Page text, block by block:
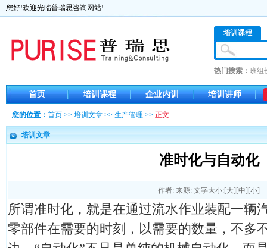
您好!欢迎光临普瑞思咨询网站!
培训课程
热门搜索： 班组
首页 培训课程 企业内训 培训讲师
您的位置： 首页 >> 培训文章 >> 生产管理 >> 正文
培训文章
准时化与自动化
作者: 来源: 文字大小:[大][中][小]
所谓准时化，就是在通过流水作业装配一辆
零部件在需要的时刻，以需要的数量，不多